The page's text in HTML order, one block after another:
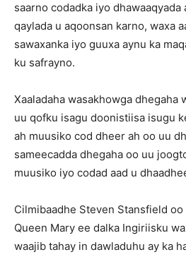
saarno codadka iyo dhawaaqyada
qaylada u aqoonsan karno, waxa
sawaxanka iyo guuxa aynu ka
ku safrayno.
Xaaladaha wasakhowga dhegaha
uu qofku isagu doonistiisa isugu
ah muusiko cod dheer ah oo uu
sameecadda dhegaha oo uu
muusiko iyo codad aad u
Cilmibaadhe Steven Stansfield
Queen Mary ee dalka Ingiriisku
waajib tahay in dawladuhu ay ka